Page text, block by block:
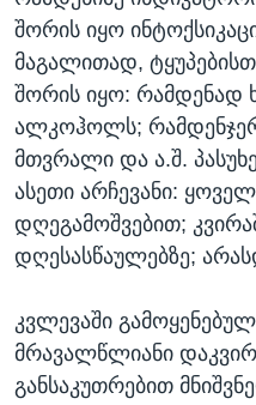
შორის იყო
მაგალითად,
შორის იყო: რამდენად
ალკოჰოლს;
მთვრალი და ა.შ.
ასეთი არჩევანი:
დღეგამოშვებით;
დღესასწაულებზე;
კვლევაში
მრავალწლიანი
განსაკუთრებით